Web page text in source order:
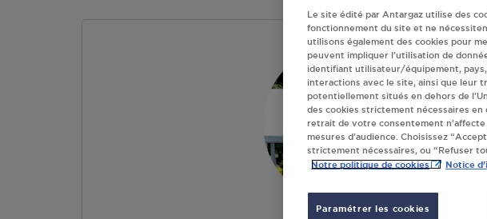
Le site édité par Antargaz utilise des
fonctionnement du site et ne
utilisons également des cookies pour
peuvent impliquer l’utilisation de
identifiant utilisateur/équipement,
interactions avec le site, ainsi que leur
potentiellement situés en dehors de
des cookies strictement nécessaires en
retrait de votre consentement n’affecte
mesures d’audience. Choisissez
strictement nécessaires, ou “Refuser
Notre politique de cookies Notice
Paramétrer les cookies